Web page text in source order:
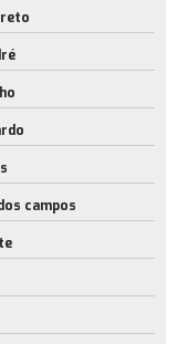
campos